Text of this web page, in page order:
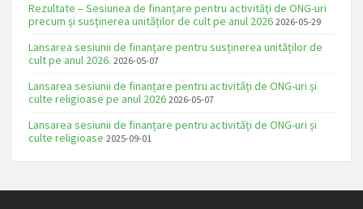
Rezultate – Sesiunea de finanțare pentru activități de ONG-uri
precum și susținerea unităților de cult pe anul 2026 2026-05-29
Lansarea sesiunii de finanțare pentru susținerea unităților de
cult pe anul 2026. 2026-05-07
Lansarea sesiunii de finanțare pentru activități de ONG-uri și
culte religioase pe anul 2026 2026-05-07
Lansarea sesiunii de finanțare pentru activități de ONG-uri și
culte religioase 2025-09-01